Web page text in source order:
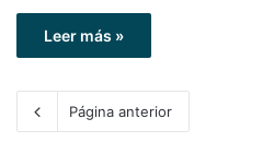
Leer más »
Página anterior